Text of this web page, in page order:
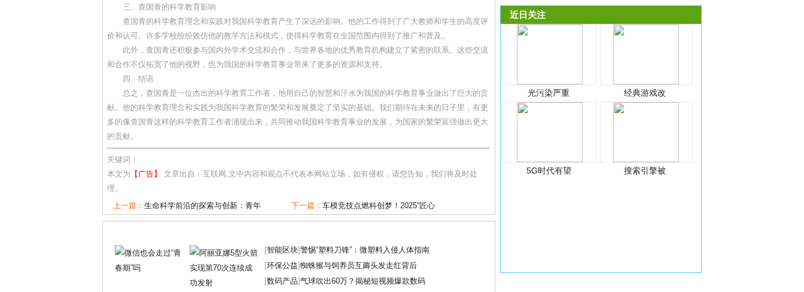
三、查国青的科学教育影响
查国青的科学教育理念和实践对我国科学教育产生了深远的影响。他的工作得到了广大教师和学生的高度评
价和认可。许多学校纷纷效仿他的教学方法和模式，使得科学教育在全国范围内得到了推广和普及。
此外，查国青还积极参与国内外学术交流和合作，与世界各地的优秀教育机构建立了紧密的联系。这些交流
和合作不仅拓宽了他的视野，也为我国的科学教育事业带来了更多的资源和支持。
四、结语
总之，查国青是一位杰出的科学教育工作者，他用自己的智慧和汗水为我国的科学教育事业做出了巨大的贡
献。他的科学教育理念和实践为我国科学教育的繁荣和发展奠定了坚实的基础。我们期待在未来的日子里，有更
多的像查国青这样的科学教育工作者涌现出来，共同推动我国科学教育事业的发展，为国家的繁荣富强做出更大
的贡献。
关键词：
本文为 【广告】
文章出自：互联网,文中内容和观点不代表本网站立场，如有侵权，请您告知，我们将及时处
理。
上一篇： 生命科学前沿的探索与创新：青年 下一篇： 车模竞技点燃科创梦！2025“匠心
[智能区块]警惕“塑料刀锋”：微塑料入侵人体指南
[环保公益]蜘蛛猴与饲养员互薅头发走红背后
[数码产品]气球吹出60万？揭秘短视频爆款数码
近日关注
光污染严重 经典游戏改
5G时代有望 搜索引擎被